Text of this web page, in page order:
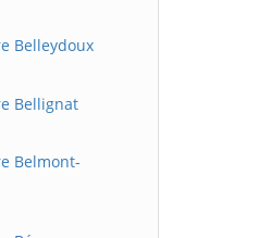
Belleydoux
Bellignat
Belmont-